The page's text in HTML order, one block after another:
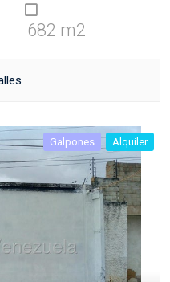
682 m2
Galpones Alquiler